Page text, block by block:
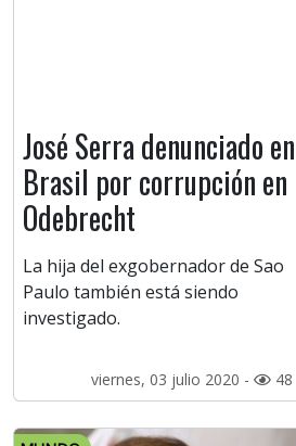
José Serra denunciado en
Brasil por corrupción en
Odebrecht
La hija del exgobernador de Sao
Paulo también está siendo
investigado.
viernes, 03 julio 2020 - 48